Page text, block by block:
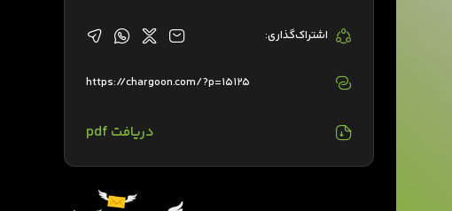
اشتراک‌گذاری:
https://chargoon.com/?p=15125
دریافت pdf